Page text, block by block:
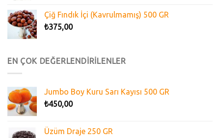
Çiğ Fındık İçi (Kavrulmamış) 500 GR
₺375,00
EN ÇOK DEĞERLENDİRİLENLER
Jumbo Boy Kuru Sarı Kayısı 500 GR
₺450,00
Üzüm Draje 250 GR